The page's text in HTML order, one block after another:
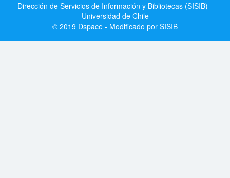
Dirección de Servicios de Información y Bibliotecas (SISIB) -
Universidad de Chile
© 2019 Dspace - Modificado por SISIB